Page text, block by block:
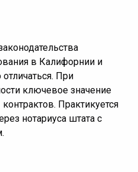
в Калифорнии и
При
ключевое значение
Практикуется
нотариуса штата с